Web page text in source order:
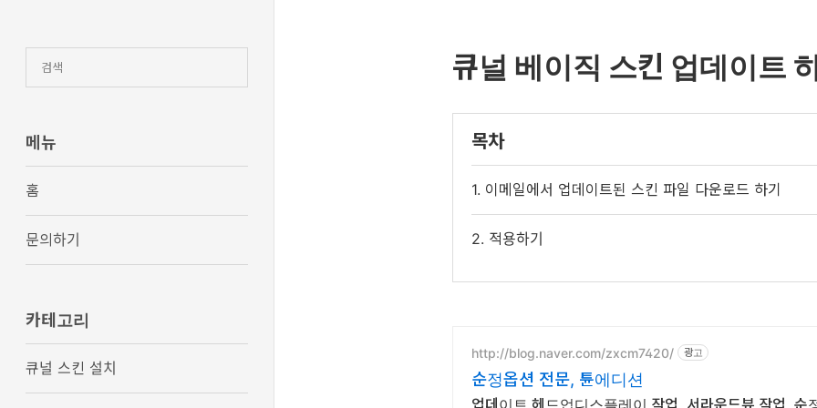
킨
큐널 베이직 스킨 업데이트
목차
1. 이메일에서 업데이트된 스킨 파일 다운로드 하기
2. 적용하기
http://blog.naver.com/zxcm7420/ 광고
순정옵션 전문, 튠에디션
업데이트 헤드업디스플레이 작업, 서라운드뷰 작업, 순
메뉴
홈
문의하기
카테고리
큐널 스킨 설치